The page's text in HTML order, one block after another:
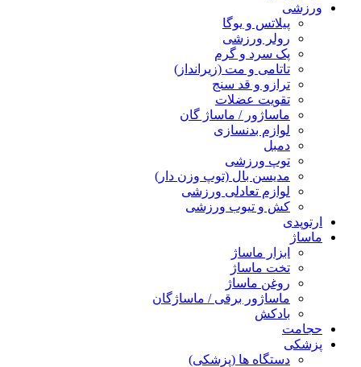
ورزشی
پیلاتس و یوگا
رولر ورزشی
پک سرد و گرم
تاتامی و مت (زیرانداز)
ترازو و قد سنج
تقویت عضلات
ماساژور / ماساژ گان
لوازم بدنسازی
دمبل
توپ ورزشی
مدیسن بال (توپ وزن دار)
لوازم تعادلی ورزشی
کش و تیوب ورزشی
ارتوپدی
ماساژ
ابزار ماساژ
تخت ماساژ
روغن ماساژ
ماساژور برقی / ماساژگان
بادکش
حجامت
پزشکی
دستگاه ها (پزشکی)